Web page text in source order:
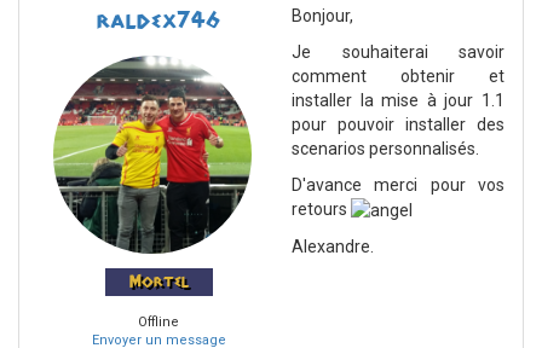
raldex746
Mortel
Offline
Envoyer un message
Bonjour,
Je souhaiterai savoir
comment obtenir et
installer la mise à jour 1.1
pour pouvoir installer des
scenarios personnalisés.
D'avance merci pour vos
retours
Alexandre.